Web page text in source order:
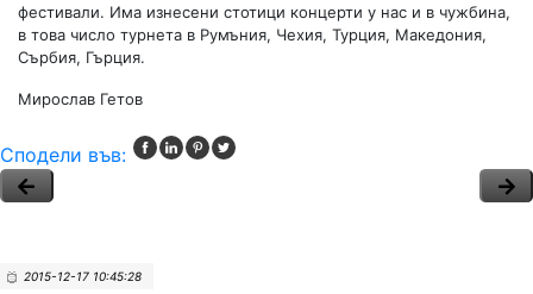
фестивали. Има изнесени стотици концерти у нас и в чужбина,
в това число турнета в Румъния, Чехия, Турция, Македония,
Сърбия, Гърция.
Мирослав Гетов
Сподели във:
2015-12-17 10:45:28